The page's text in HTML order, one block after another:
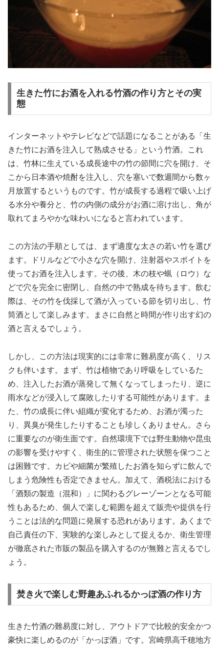
生きた竹にお酒を入れる竹酒の作り方とその実
態
インターネットやテレビなどで話題になることがある「生
きた竹にお酒を注入して熟成させる」という竹酒。これ
は、竹林に生えている成長途中の竹の節間に穴を開け、そ
こから日本酒や焼酎を注入し、穴を塞いで数週間から数ヶ
月放置するというものです。竹が成長する過程で吸い上げ
る水分や養分と、竹の内側の成分がお酒に溶け出し、角が
取れてまろやかな味わいになると言われています。
この方法の手順としては、まず適度な太さの若い竹を選び
ます。ドリルなどで小さな穴を開け、注射器やスポイトを
使ってお酒を注入します。その後、木の枝や蝋（ロウ）な
どで穴を完全に密閉し、自然の中で熟成を待ちます。飲む
際は、その竹を伐採して酒が入っている節を切り出し、竹
筒酒として楽しみます。まさに自然と時間が作り出す幻の
酒と言えるでしょう。
しかし、この方法は現実的には非常に難易度が高く、リス
クも伴います。まず、竹は植物であり呼吸をしているた
め、注入したお酒が蒸発して無くなってしまったり、逆に
雨水などが浸入して腐敗したりする可能性があります。ま
た、竹の成長に伴い組織が変化するため、お酒が濁った
り、異臭が発生したりすることも珍しくありません。さら
に重要なのが衛生面です。自然環境下では野生動物や昆虫
の影響を受けやすく、衛生的に管理された状態を保つこと
は困難です。カビや細菌が繁殖したお酒を知らずに飲んで
しまう危険性も否定できません。加えて、酒税法における
「酒類の製造（混和）」に関わるグレーゾーンとなる可能
性もあるため、個人で楽しむ範囲を超えて販売や提供を行
うことは法的な問題に発展する恐れがあります。あくまで
自己責任の下、実験的な楽しみとして捉えるか、衛生管理
が徹底された市販の製品を購入するのが無難と言えるでし
ょう。
焚き火で楽しむ野趣あふれるかっぽ酒の作り方
生きた竹酒の難易度に対し、アウトドアで比較的安全かつ
豪快に楽しめるのが「かっぽ酒」です。宮崎県高千穂地方